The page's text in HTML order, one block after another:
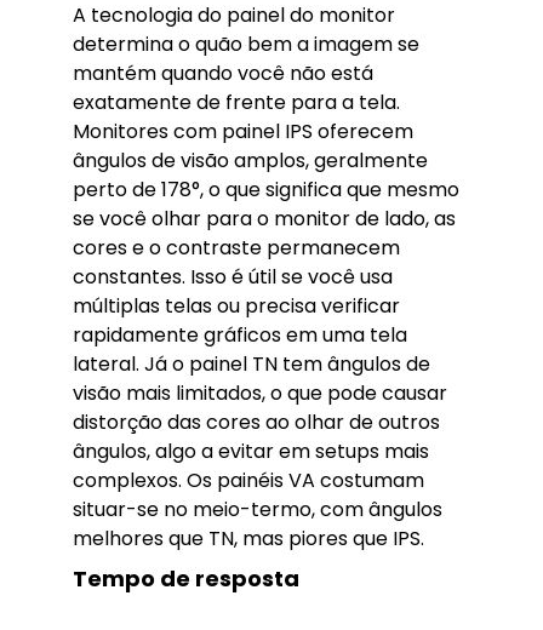
A tecnologia do painel do monitor
determina o quão bem a imagem se
mantém quando você não está
exatamente de frente para a tela.
Monitores com painel IPS oferecem
ângulos de visão amplos, geralmente
perto de 178°, o que significa que mesmo
se você olhar para o monitor de lado, as
cores e o contraste permanecem
constantes. Isso é útil se você usa
múltiplas telas ou precisa verificar
rapidamente gráficos em uma tela
lateral. Já o painel TN tem ângulos de
visão mais limitados, o que pode causar
distorção das cores ao olhar de outros
ângulos, algo a evitar em setups mais
complexos. Os painéis VA costumam
situar-se no meio-termo, com ângulos
melhores que TN, mas piores que IPS.
Tempo de resposta